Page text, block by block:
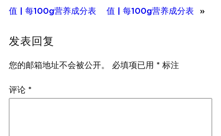
值 | 每100g营养成分表
值 | 每100g营养成分表
»
发表回复
您的邮箱地址不会被公开。 必填项已用 * 标注
评论 *